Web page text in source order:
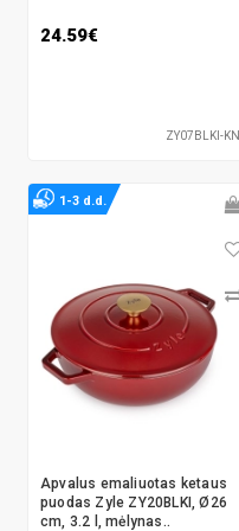
24.59€
ZY07BLKI-KN
Apvalus emaliuotas ketaus
puodas Zyle ZY20BLKI, Ø26
cm, 3.2 l, mėlynas..
1-3 d.d.